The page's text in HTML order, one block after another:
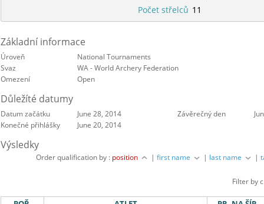
Počet střelců 11
Základní informace
Úroveň
National Tournaments
Svaz
WA - World Archery Federation
Omezení
Open
Důležíté datumy
Datum začátku June 28, 2014 Závěrečný den
Konečné přihlášky
June 20, 2014
Výsledky
Order qualification by : position |first name | last name |
Filter by